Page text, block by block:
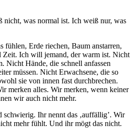
was normal ist. Ich weiß nur, was
Erde riechen, Baum anstarren,
Zeit. Ich will jemand, der warm ist. Nicht
Nicht Hände, die schnell anfassen
müssen. Nicht Erwachsene, die so
sie von innen fast durchbrechen.
merken alles. Wir merken, wenn keiner
wir auch nicht mehr.
Ihr nennt das ‚auffällig’. Wir
mehr fühlt. Und ihr mögt das nicht.